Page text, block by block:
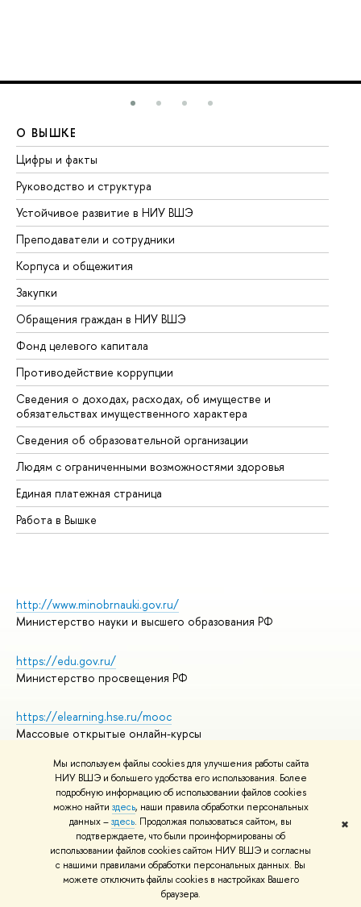
Мы используем файлы cookies для улучшения работы сайта
НИУ ВШЭ и большего удобства его использования. Более
подробную информацию об использовании файлов cookies
можно найти здесь, наши правила обработки персональных
данных –здесь. Продолжая пользоваться сайтом, вы
подтверждаете, что были проинформированы об
использовании файлов cookies сайтом НИУ ВШЭ и согласны
с нашими правилами обработки персональных данных. Вы
можете отключить файлы cookies в настройках Вашего
браузера.
✖
О ВЫШКЕ
Цифры и факты
Руководство и структура
Устойчивое развитие в НИУ ВШЭ
Преподаватели и сотрудники
Корпуса и общежития
Закупки
Обращения граждан в НИУ ВШЭ
Фонд целевого капитала
Противодействие коррупции
Сведения о доходах, расходах, об имуществе и
обязательствах имущественного характера
Сведения об образовательной организации
Людям с ограниченными возможностями здоровья
Единая платежная страница
Работа в Вышке
http://www.minobrnauki.gov.ru/
Министерство науки и высшего образования РФ
https://edu.gov.ru/
Министерство просвещения РФ
https://elearning.hse.ru/mooc
Массовые открытые онлайн-курсы
© НИУ ВШЭ 1993–2026
Адреса и контакты
Условия использования материалов
Политика конфиденциальности
Правила применения рекомендательных технологий в НИУ ВШЭ
Карта сайта